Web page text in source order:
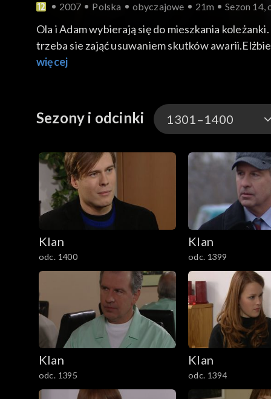
2007 Polska obyczajowe 21m Sezon 14,
Ola i Adam wybierają się do mieszkania
trzeba sie zająć usuwaniem skutków
zdobyć tyle pieniędzy. Michał jedzie po
więcej
Sezony i odcinki 1301–1400
4701–4800
4501–4600
4401–4500
4301–4400
4201–4300
4101–4200
4001–4100
Klan
odc. 1400
Klan
odc. 1399
Klan
odc. 1395
Klan
odc. 1394